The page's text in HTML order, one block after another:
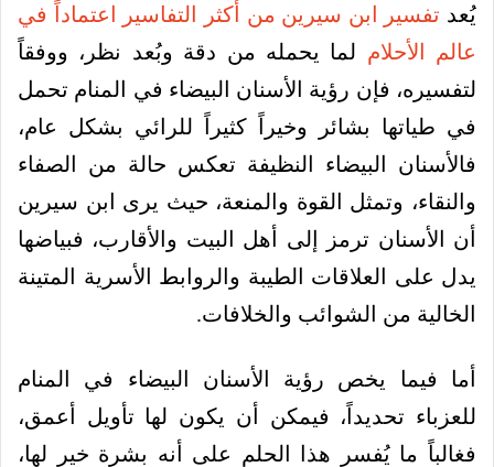
يُعد تفسير ابن سيرين من أكثر التفاسير اعتماداً في
عالم الأحلام لما يحمله من دقة وبُعد نظر، ووفقاً
لتفسيره، فإن رؤية الأسنان البيضاء في المنام تحمل
في طياتها بشائر وخيراً كثيراً للرائي بشكل عام،
فالأسنان البيضاء النظيفة تعكس حالة من الصفاء
والنقاء، وتمثل القوة والمنعة، حيث يرى ابن سيرين
أن الأسنان ترمز إلى أهل البيت والأقارب، فبياضها
يدل على العلاقات الطيبة والروابط الأسرية المتينة
الخالية من الشوائب والخلافات.
أما فيما يخص رؤية الأسنان البيضاء في المنام
للعزباء تحديداً، فيمكن أن يكون لها تأويل أعمق،
فغالباً ما يُفسر هذا الحلم على أنه بشرة خير لها،